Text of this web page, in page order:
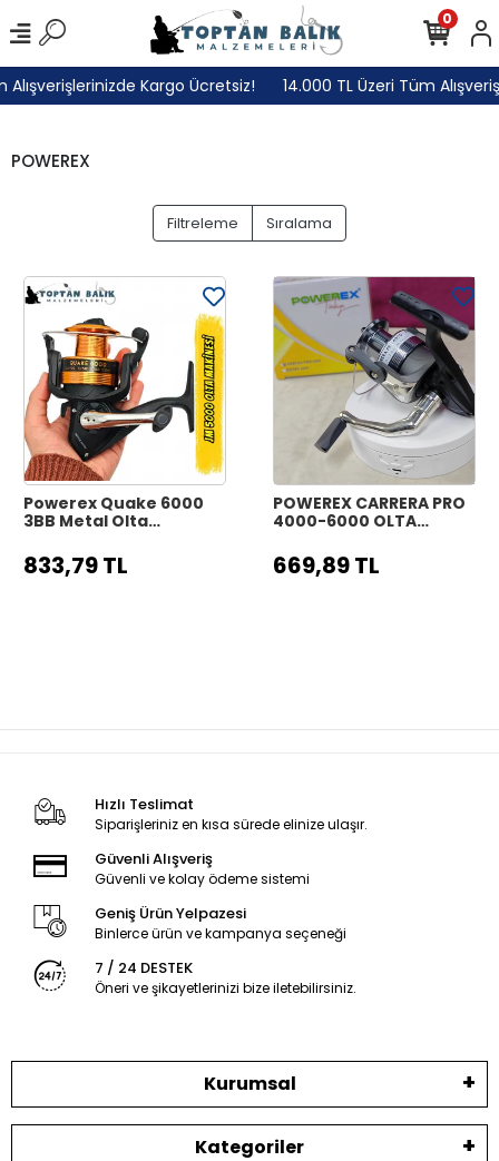
Kargo Ücretsiz! 14.000 TL Üzeri Tüm
0
POWEREX
Filtreleme Sıralama
Powerex Quake 6000
3BB Metal Olta
833,79 TL
POWEREX CARRERA PRO
4000-6000 OLTA
669,89 TL
Hızlı Teslimat
Siparişleriniz en kısa sürede elinize ulaşır.
Güvenli Alışveriş
Güvenli ve kolay ödeme sistemi
Geniş Ürün Yelpazesi
Binlerce ürün ve kampanya seçeneği
7 / 24 DESTEK
Öneri ve şikayetlerinizi bize iletebilirsiniz.
Kurumsal
Kategoriler